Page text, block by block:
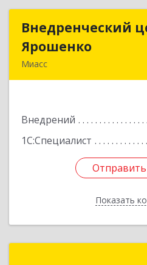
Внедренческий
Ярошенко
Миасс
Внедрений
1С:Специалист
Отправить
Показать
Отправить